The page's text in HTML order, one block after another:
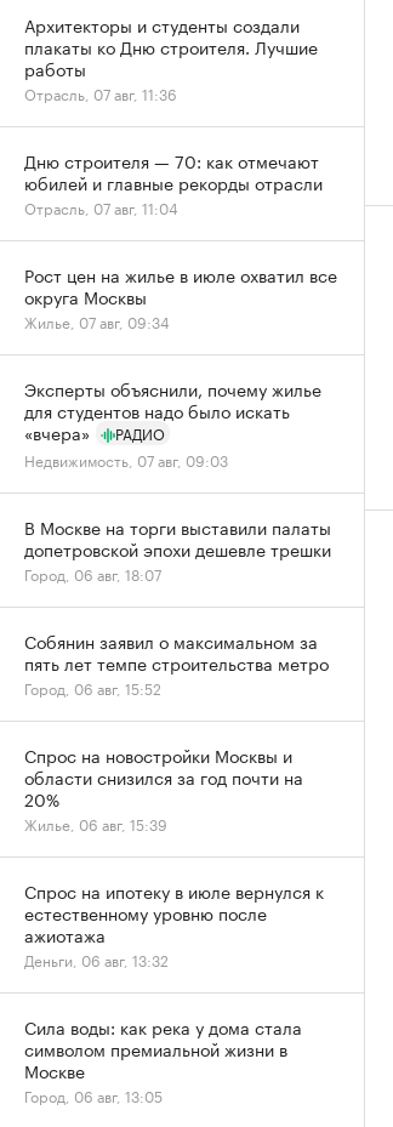
Архитекторы и студенты создали
плакаты ко Дню строителя. Лучшие
работы
Отрасль, 07 авг, 11:36
Дню строителя — 70: как отмечают
юбилей и главные рекорды отрасли
Отрасль, 07 авг, 11:04
Рост цен на жилье в июле охватил все
округа Москвы
Жилье, 07 авг, 09:34
Эксперты объяснили, почему жилье
для студентов надо было искать
«вчера»
РАДИО
Недвижимость, 07 авг, 09:03
В Москве на торги выставили палаты
допетровской эпохи дешевле трешки
Город, 06 авг, 18:07
Собянин заявил о максимальном за
пять лет темпе строительства метро
Город, 06 авг, 15:52
Спрос на новостройки Москвы и
области снизился за год почти на
20%
Жилье, 06 авг, 15:39
Спрос на ипотеку в июле вернулся к
естественному уровню после
ажиотажа
Деньги, 06 авг, 13:32
Сила воды: как река у дома стала
символом премиальной жизни в
Москве
Город, 06 авг, 13:05